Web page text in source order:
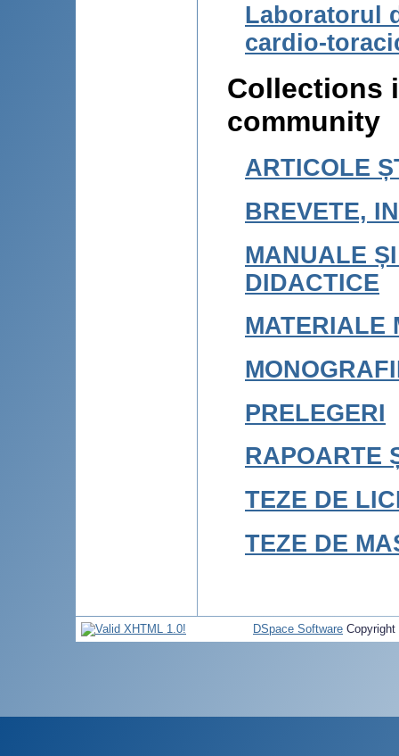
Laboratorul
cardio-
Collections
community
ARTICOLE
BREVETE,
MANUALE
DIDACTICE
MATERIALE
PRELEGERI
RAPOARTE
TEZE DE
TEZE DE
DSpace Software